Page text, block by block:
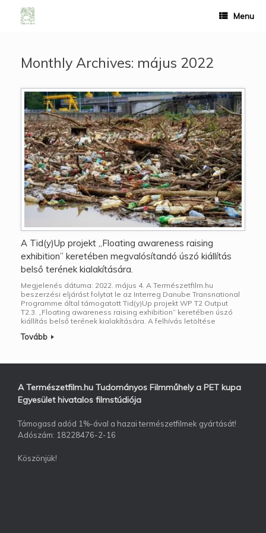
Menu
Monthly Archives: május 2022
A Tid(y)Up projekt „Floating awareness raising
exhibition” keretében megvalósítandó úszó kiállítás
belső terének kialakítására.
Megjelenés dátuma: 2022. május 4. A Természetfilm.hu
beszerzési eljárást folytat le az Interreg Danube Transnational
Programme által támogatott Tid(y)Up projekt WP T2 Output
T2.3. „Floating awareness raising exhibition” keretében úszó
kiállítás belső terének kialakítására. A felhívás letöltése
Tovább
A Természetfilm.hu Tudományos Filmműhely a PET kupa
Egyesület hivatalos filmstúdiója
Támogasd adód 1%-ával a hazai természetfilmek gyártását!
Adószám: 18228476-2-16
Köszönjük!